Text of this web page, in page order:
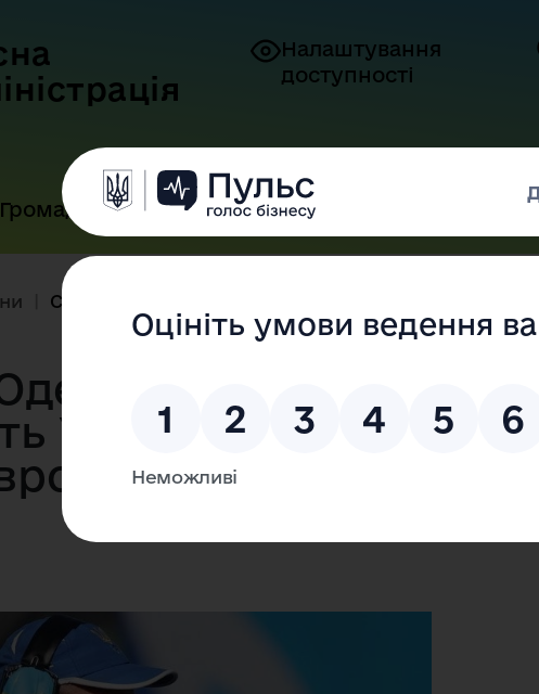
Налаштування
доступності
Громадянам Бізнесу
гідно
Україну на
зі стрільби